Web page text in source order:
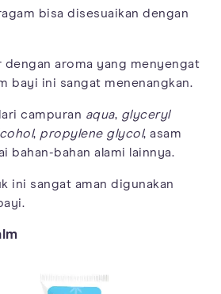
bisa disesuaikan dengan
dengan aroma yang menyengat
bayi ini sangat menenangkan.
campuran aqua, glyceryl
, propylene glycol, asam
bahan-bahan alami lainnya.
ini sangat aman digunakan